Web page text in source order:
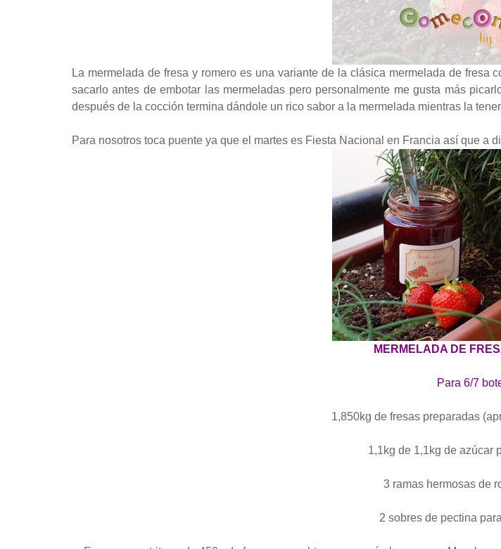
La mermelada de fresa y romero es una variante de la clásica mermelada de
sacarlo antes de embotar las mermeladas pero personalmente me gusta más
después de la cocción termina dándole un rico sabor a la mermelada mientras la
Para nosotros toca puente ya que el martes es Fiesta Nacional en Francia así que a
MERMELADA DE
Para 6/7
1,850kg de fresas preparadas
1,1kg de 1,1kg de azúcar
3 ramas hermosas de
2 sobres de pectina